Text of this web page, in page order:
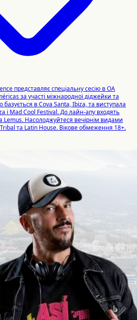
представляє спеціальну сесію в OA
за участі міжнародної діджейки та
в Cova Santa, Ibiza, та виступала
і Mad Cool Festival. До лайн-апу входять
Lemus. Насолоджуйтеся вечірнім видами
та Latin House. Вікове обмеження 18+.